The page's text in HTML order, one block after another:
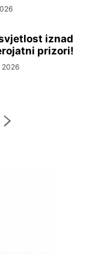
iznad
prizori!
2026